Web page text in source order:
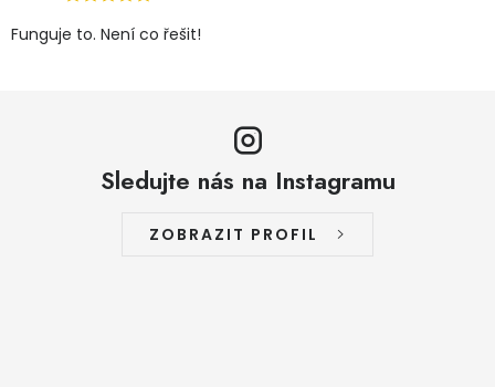
Funguje to. Není co řešit!
Sledujte nás na Instagramu
ZOBRAZIT PROFIL